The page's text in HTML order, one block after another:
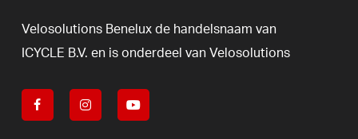
Velosolutions Benelux de handelsnaam van
ICYCLE B.V. en is onderdeel van Velosolutions